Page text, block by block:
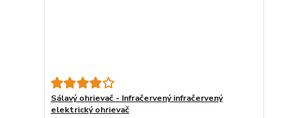
Sálavý ohrievač - Infračervený infračervený
elektrický ohrievač